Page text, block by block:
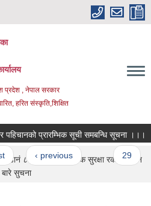
प्रदेश , नेपाल सरकार
हरित संस्कृति,शिक्षित
परिवार पहिचानको प्रारम्भिक सूची समबन्धि सूचना ।।।
‹ previous … 29
वडानं ८ काचनको सामाजिक सुरक्षा रकम बितरन
बारे सुचना